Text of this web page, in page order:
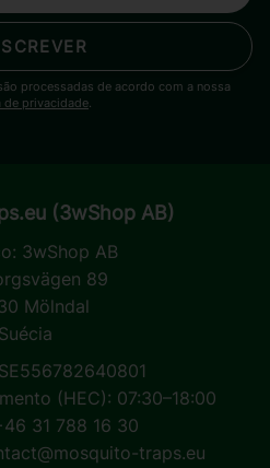
processadas de acordo com a nossa
de privacidade.
(3wShop AB)
3wShop AB
89
Mölndal
Suécia
(HEC): 07:30–18:00
31 788 16 30
traps.eu